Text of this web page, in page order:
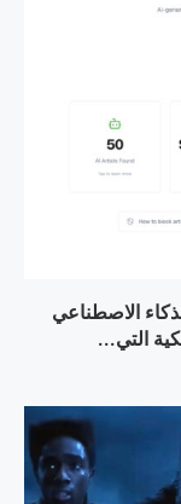
الاصطناعي
التي...